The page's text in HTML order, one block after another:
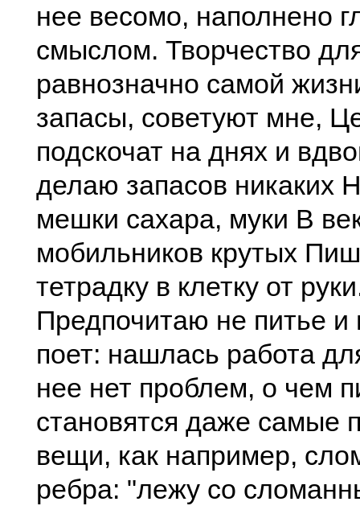
нее весомо, наполнено
смыслом. Творчество
равнозначно самой
запасы, советуют мне,
подскочат на днях и
делаю запасов никаких
мешки сахара, муки В
мобильников крутых
тетрадку в клетку от
Предпочитаю не питье
поет: нашлась работа
нее нет проблем, о чем
становятся даже самые
вещи, как например,
ребра: "лежу со